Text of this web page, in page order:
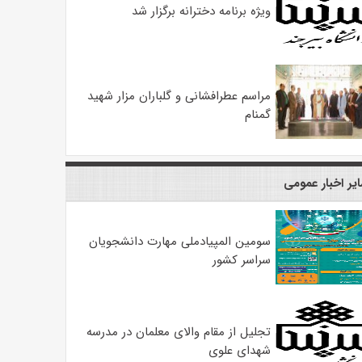
ویژه برنامه دخترانه برگزار شد
مراسم عطرافشانی و گلباران مزار شهید
گمنام
اخبار عمومی
سومین المپیادملی مهارت دانشجویان
سراسر کشور
تجلیل از مقام والای معلمان در مدرسه
شهدای علوی